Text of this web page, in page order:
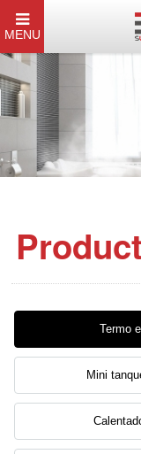
MENU
Termo
Mini